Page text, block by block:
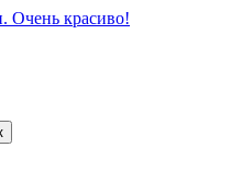
Очень красиво!